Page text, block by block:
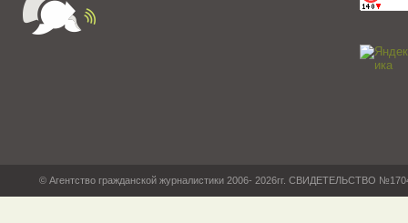
© Агентство гражданской журналистики 2006- 2026гг. СВИДЕТЕЛЬСТВО